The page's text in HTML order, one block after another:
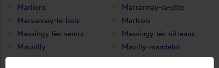
Marliens
Marsannay-la-côte
Marsannay-le-bois
Martrois
Massingy-lès-semur
Massingy-lès-vitteaux
Mauvilly
Mavilly-mandelot
Maxilly-sur-saône
Meilly-sur-rouvres